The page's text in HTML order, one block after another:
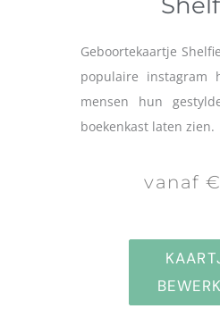
Geboortekaartje
populaire instagram
mensen hun
boekenkast laten zien.
vanaf